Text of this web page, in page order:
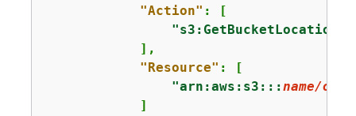
"Action" : [
"s3:GetBucketLocation"
            ],
"Resource" : [
"arn:aws:s3:::name/of/
            ]